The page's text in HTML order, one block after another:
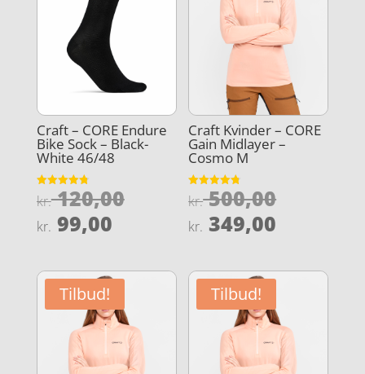
Craft – CORE Endure
Bike Sock – Black-
White 46/48
Vurderet
4.8
kr.120,00Den
oprindelige
kr. 120,00.
kr. 99,00Den
pris
er:
kr. 99,00.
Craft Kvinder – CORE
Gain Midlayer –
Cosmo M
Vurderet
4.8
kr.500,00Den
kr.
kr. 349,00
pris
er:
kr.
Tilbud! Tilbud!